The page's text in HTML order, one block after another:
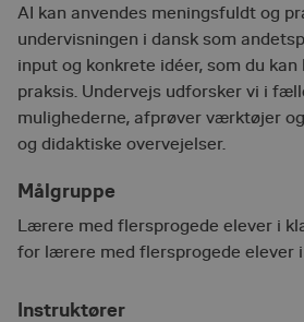
AI kan anvendes meningsfuldt og
undervisningen i dansk som
input og konkrete idéer, som du kan
praksis. Undervejs udforsker vi i
mulighederne, afprøver værktøjer
og didaktiske overvejelser.
Målgruppe
Lærere med flersprogede elever i
for lærere med flersprogede elever
Instruktører